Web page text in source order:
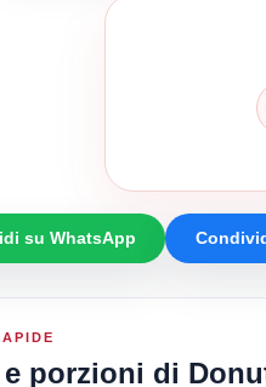
su WhatsApp
e porzioni di